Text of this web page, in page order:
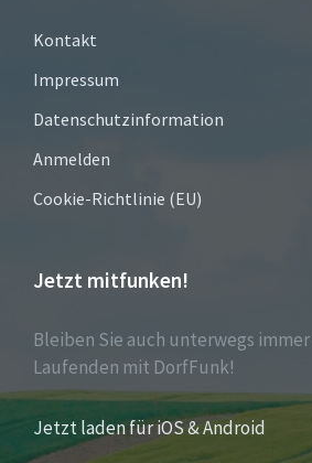
Kontakt
Impressum
Datenschutzinformation
Anmelden
Cookie-Richtlinie (EU)
Jetzt mitfunken!
Bleiben Sie auch unterwegs
Laufenden mit DorfFunk!
Jetzt laden für iOS & Android